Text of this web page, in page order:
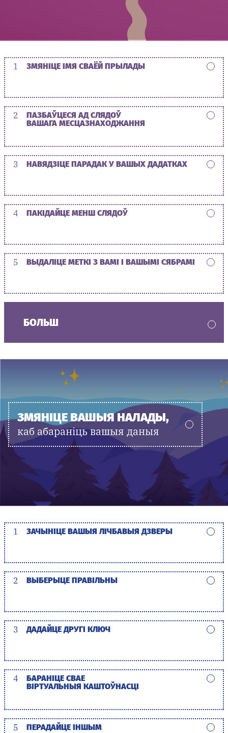
1 ЗМЯНІЦЕ ІМЯ СВАЁЙ ПРЫЛАДЫ
2
ПАЗБАЎЦЕСЯ АД СЛЯДОЎ
ВАШАГА МЕСЦАЗНАХОДЖАННЯ
3 НАВЯДЗІЦЕ ПАРАДАК У ВАШЫХ ДАДАТКАХ
4 ПАКІДАЙЦЕ МЕНШ СЛЯДОЎ
5 ВЫДАЛІЦЕ МЕТКІ З ВАМІ І ВАШЫМІ СЯБРАМІ
БОЛЬШ
ЗМЯНІЦЕ ВАШЫЯ НАЛАДЫ,
каб абараніць вашыя даныя
1 ЗАЧЫНІЦЕ ВАШЫЯ ЛІЧБАВЫЯ ДЗВЕРЫ
2 ВЫБЕРЫЦЕ ПРАВІЛЬНЫ
3 ДАДАЙЦЕ ДРУГІ КЛЮЧ
4
БАРАНІЦЕ СВАЕ
ВІРТУАЛЬНЫЯ КАШТОЎНАСЦІ
5 ПЕРАДАЙЦЕ ІНШЫМ